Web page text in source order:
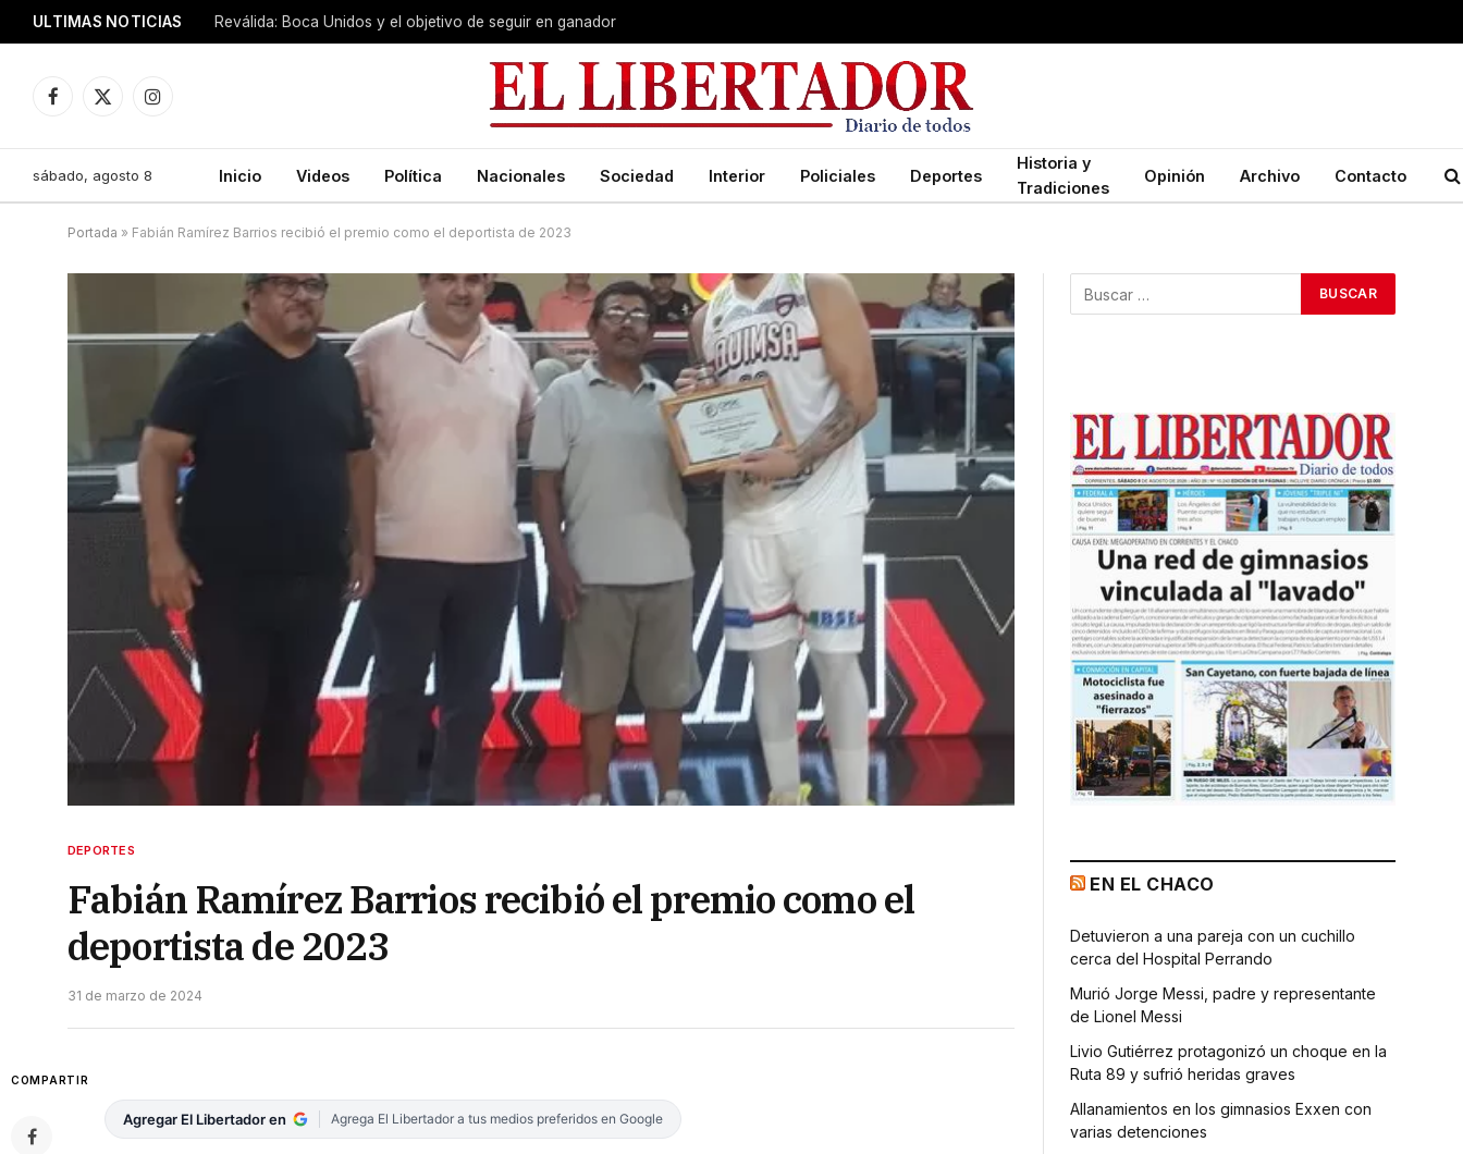
ULTIMAS NOTICIAS Reválida: Boca Unidos y el objetivo de seguir en ganador
Facebook
X
Instagram
sábado, agosto 8 Inicio Videos Política Nacionales Sociedad Interior Policiales Deportes
Historia y
Tradiciones
Opinión Archivo Contacto
Portada » Fabián Ramírez Barrios recibió el premio como el deportista de 2023
DEPORTES
Fabián Ramírez Barrios recibió el premio como el
deportista de 2023
31 de marzo de 2024
COMPARTIR
Agregar El Libertador en Agrega El Libertador a tus medios preferidos en Google
EN EL CHACO
Detuvieron a una pareja con un cuchillo
cerca del Hospital Perrando
Murió Jorge Messi, padre y representante
de Lionel Messi
Livio Gutiérrez protagonizó un choque en la
Ruta 89 y sufrió heridas graves
Allanamientos en los gimnasios Exxen con
varias detenciones